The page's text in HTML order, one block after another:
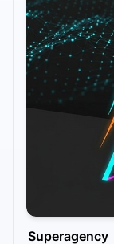
Superagency